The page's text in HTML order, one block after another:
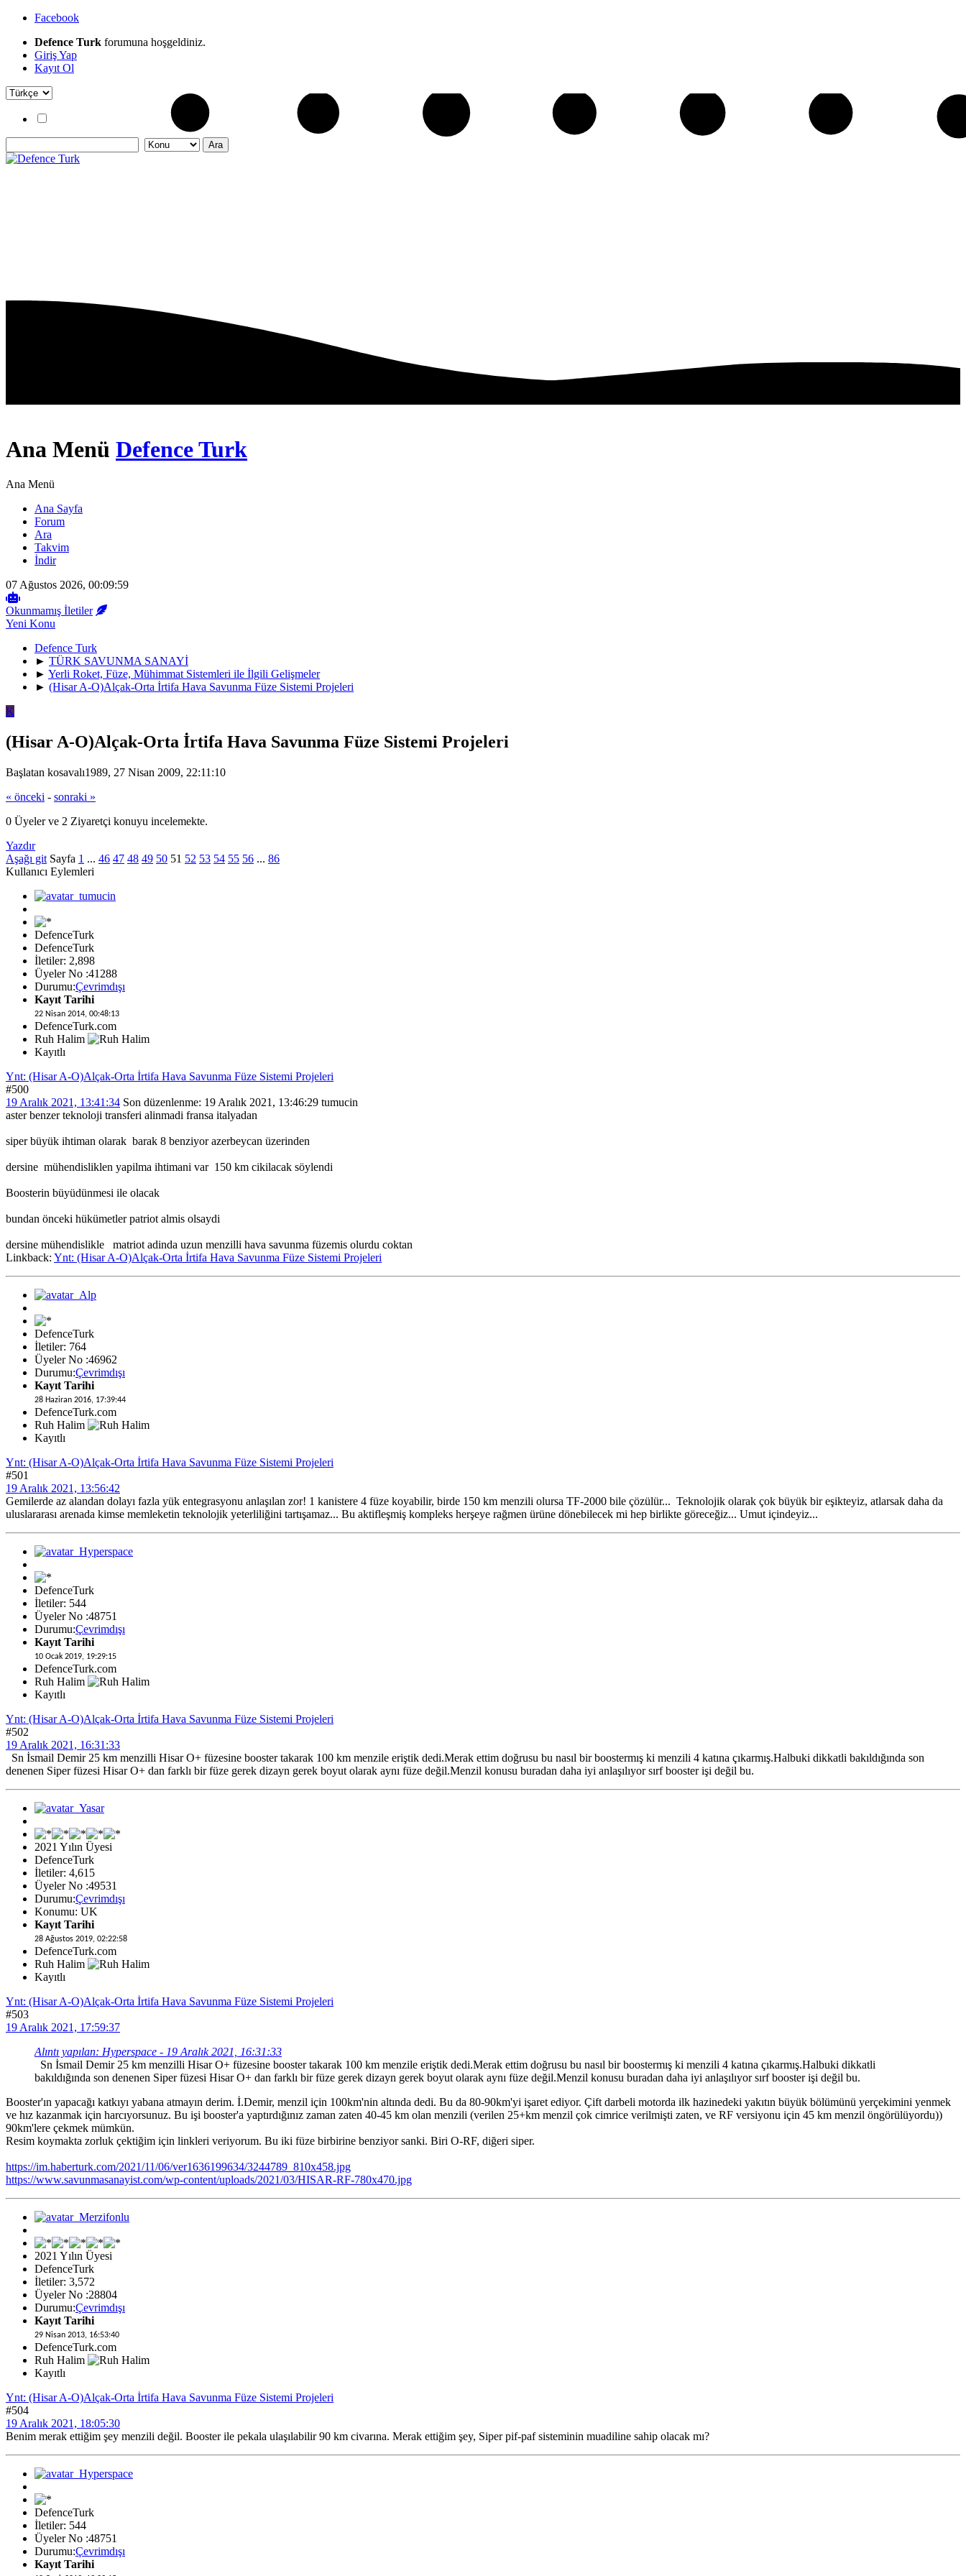
Facebook
Defence Turk forumuna hoşgeldiniz.
Giriş Yap
Kayıt Ol
Ana Menü Defence Turk
Ana Menü
Ana Sayfa
Forum
Ara
Takvim
İndir
07 Ağustos 2026, 00:09:59
Okunmamış İletiler
Yeni Konu
Defence Turk
► TÜRK SAVUNMA SANAYİ
► Yerli Roket, Füze, Mühimmat Sistemleri ile İlgili Gelişmeler
► (Hisar A-O)Alçak-Orta İrtifa Hava Savunma Füze Sistemi Projeleri
K
(Hisar A-O)Alçak-Orta İrtifa Hava Savunma Füze Sistemi Projeleri
Başlatan kosavalı1989, 27 Nisan 2009, 22:11:10
« önceki - sonraki »
0 Üyeler ve 2 Ziyaretçi konuyu incelemekte.
Yazdır
Aşağı git Sayfa 1 ... 46 47 48 49 50 51 52 53 54 55 56 ... 86
Kullanıcı Eylemleri
DefenceTurk
DefenceTurk
İletiler: 2,898
Üyeler No :41288
Durumu:Çevrimdışı
Kayıt Tarihi
22 Nisan 2014, 00:48:13
DefenceTurk.com
Ruh Halim
Kayıtlı
Ynt: (Hisar A-O)Alçak-Orta İrtifa Hava Savunma Füze Sistemi Projeleri
#500
19 Aralık 2021, 13:41:34 Son düzenlenme: 19 Aralık 2021, 13:46:29 tumucin
aster benzer teknoloji transferi alinmadi fransa italyadan
siper büyük ihtiman olarak barak 8 benziyor azerbeycan üzerinden
dersine mühendisliklen yapilma ihtimani var 150 km cikilacak söylendi
Boosterin büyüdünmesi ile olacak
bundan önceki hükümetler patriot almis olsaydi
dersine mühendislikle matriot adinda uzun menzilli hava savunma füzemis olurdu coktan
Linkback: Ynt: (Hisar A-O)Alçak-Orta İrtifa Hava Savunma Füze Sistemi Projeleri
DefenceTurk
İletiler: 764
Üyeler No :46962
Durumu:Çevrimdışı
Kayıt Tarihi
28 Haziran 2016, 17:39:44
DefenceTurk.com
Ruh Halim
Kayıtlı
Ynt: (Hisar A-O)Alçak-Orta İrtifa Hava Savunma Füze Sistemi Projeleri
#501
19 Aralık 2021, 13:56:42
Gemilerde az alandan dolayı fazla yük entegrasyonu anlaşılan zor! 1 kanistere 4 füze koyabilir, birde 150 km menzili olursa TF-2000 bile çözülür... Teknolojik olarak çok büyük bir eşikteyiz, atlarsak daha da
uluslararası arenada kimse memleketin teknolojik yeterliliğini tartışamaz... Bu aktifleşmiş kompleks herşeye rağmen ürüne dönebilecek mi hep birlikte göreceğiz... Umut içindeyiz...
DefenceTurk
İletiler: 544
Üyeler No :48751
Durumu:Çevrimdışı
Kayıt Tarihi
10 Ocak 2019, 19:29:15
DefenceTurk.com
Ruh Halim
Kayıtlı
Ynt: (Hisar A-O)Alçak-Orta İrtifa Hava Savunma Füze Sistemi Projeleri
#502
19 Aralık 2021, 16:31:33
Sn İsmail Demir 25 km menzilli Hisar O+ füzesine booster takarak 100 km menzile eriştik dedi.Merak ettim doğrusu bu nasıl bir boostermış ki menzili 4 katına çıkarmış.Halbuki dikkatli bakıldığında son
denenen Siper füzesi Hisar O+ dan farklı bir füze gerek dizayn gerek boyut olarak aynı füze değil.Menzil konusu buradan daha iyi anlaşılıyor sırf booster işi değil bu.
2021 Yılın Üyesi
DefenceTurk
İletiler: 4,615
Üyeler No :49531
Durumu:Çevrimdışı
Konumu: UK
Kayıt Tarihi
28 Ağustos 2019, 02:22:58
DefenceTurk.com
Ruh Halim
Kayıtlı
Ynt: (Hisar A-O)Alçak-Orta İrtifa Hava Savunma Füze Sistemi Projeleri
#503
19 Aralık 2021, 17:59:37
Alıntı yapılan: Hyperspace - 19 Aralık 2021, 16:31:33
Sn İsmail Demir 25 km menzilli Hisar O+ füzesine booster takarak 100 km menzile eriştik dedi.Merak ettim doğrusu bu nasıl bir boostermış ki menzili 4 katına çıkarmış.Halbuki dikkatli
bakıldığında son denenen Siper füzesi Hisar O+ dan farklı bir füze gerek dizayn gerek boyut olarak aynı füze değil.Menzil konusu buradan daha iyi anlaşılıyor sırf booster işi değil bu.
Booster'ın yapacağı katkıyı yabana atmayın derim. İ.Demir, menzil için 100km'nin altında dedi. Bu da 80-90km'yi işaret ediyor. Çift darbeli motorda ilk hazinedeki yakıtın büyük bölümünü yerçekimini yenmek
ve hız kazanmak için harcıyorsunuz. Bu işi booster'a yaptırdığınız zaman zaten 40-45 km olan menzili (verilen 25+km menzil çok cimrice verilmişti zaten, ve RF versiyonu için 45 km menzil öngörülüyordu))
90km'lere çekmek mümkün.
Resim koymakta zorluk çektiğim için linkleri veriyorum. Bu iki füze birbirine benziyor sanki. Biri O-RF, diğeri siper.
https://im.haberturk.com/2021/11/06/ver1636199634/3244789_810x458.jpg
https://www.savunmasanayist.com/wp-content/uploads/2021/03/HISAR-RF-780x470.jpg
2021 Yılın Üyesi
DefenceTurk
İletiler: 3,572
Üyeler No :28804
Durumu:Çevrimdışı
Kayıt Tarihi
29 Nisan 2013, 16:53:40
DefenceTurk.com
Ruh Halim
Kayıtlı
Ynt: (Hisar A-O)Alçak-Orta İrtifa Hava Savunma Füze Sistemi Projeleri
#504
19 Aralık 2021, 18:05:30
Benim merak ettiğim şey menzili değil. Booster ile pekala ulaşılabilir 90 km civarına. Merak ettiğim şey, Siper pif-paf sisteminin muadiline sahip olacak mı?
DefenceTurk
İletiler: 544
Üyeler No :48751
Durumu:Çevrimdışı
Kayıt Tarihi